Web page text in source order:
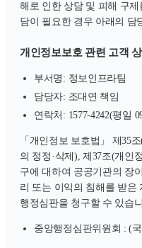
해로 인한 상담 및 피해 구
담이 필요한 경우 아래의 담
개인정보보호 관련 고객
부서명: 정보인프라팀
담당자: 조대연 책임
연락처: 1577-4242(평일
「개인정보 보호법」 제35
의 정정·삭제), 제37조(개인
구에 대하여 공공기관의 장
리 또는 이익의 침해를 받은
행정심판을 청구할 수 있습
중앙행정심판위원회 : (